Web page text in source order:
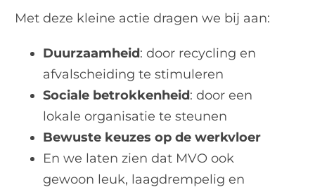
Met deze kleine actie dragen we bij aan:
Duurzaamheid: door recycling en
afvalscheiding te stimuleren
Sociale betrokkenheid: door een
lokale organisatie te steunen
Bewuste keuzes op de werkvloer
En we laten zien dat MVO ook
gewoon leuk, laagdrempelig en